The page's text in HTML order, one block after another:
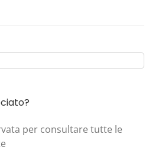
per con­sul­ta­re tut­te le